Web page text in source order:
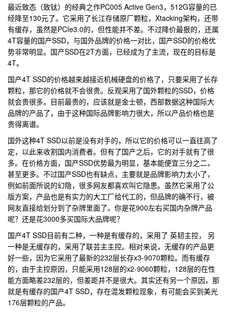
最近致态（致钛）的经典之作PC005 Active Gen3，512G容量的已
经降至130元了。它采用了长江存储原厂颗粒，Xtacking架构，还带
有缓存，虽然是PCIe3.0的，但性能并不差。不过降价最狠的，还属
4T容量的国产SSD，与国外品牌的价格一对比，国产SSD的价格优
势非常明显。国产SSD在2T方面，已经成为了主流，现在的目标是
4T。
国产4T SSD的价格越来越接近机械硬盘的价格了，只要采用了长存
颗粒，那它的价格就不会很贵。反观采用了国外颗粒的SSD，价格
就会贵很多。目前最贵的，应该就是金士顿，西部数据这种国际大
品牌的产品了，由于这种国际品牌影响力很大，所以产品价格也是
贵得离谱。
国外这种4T SSD以前是没有对手的，所以它的价格可以一直往高了
定，以此来收割国内消费者。但有了国产之后，它的对手就有了很
多。在价格方面，国产SSD优势最为明显，基本能便宜三分之二，
甚至更多。不过国产SSD也有缺点，主要就是品牌影响力太小了，
例如前面所说的幻隐，很多网友都喜欢叫它隐患。虽然它采用了公
版方案，产品也是有实力的大工厂给代工的，但品牌的确不行，被
网友直接给划分到了杂牌里面了。你是花900左右买国内杂牌产品
呢？还是花3000多买国际大品牌呢？
国产4T SSD目前有二种，一种是有缓存的，采用了 英韧主控， 另
一种是无缓存的，采用了联芸主主控。相对来说，无缓存的产品更
好一些，因为它采用了最新的232层长存x3-9070颗粒。而有缓存
的，由于主控原因，只能采用128层的x2-9060颗粒，128层的在性
能方面略差232层的，但差距并不是很大。其实还有另一个原因，那
就是有缓存的国产4T SSD，存在混发颗粒现象，有可能会买到美光
176层颗粒的产品。